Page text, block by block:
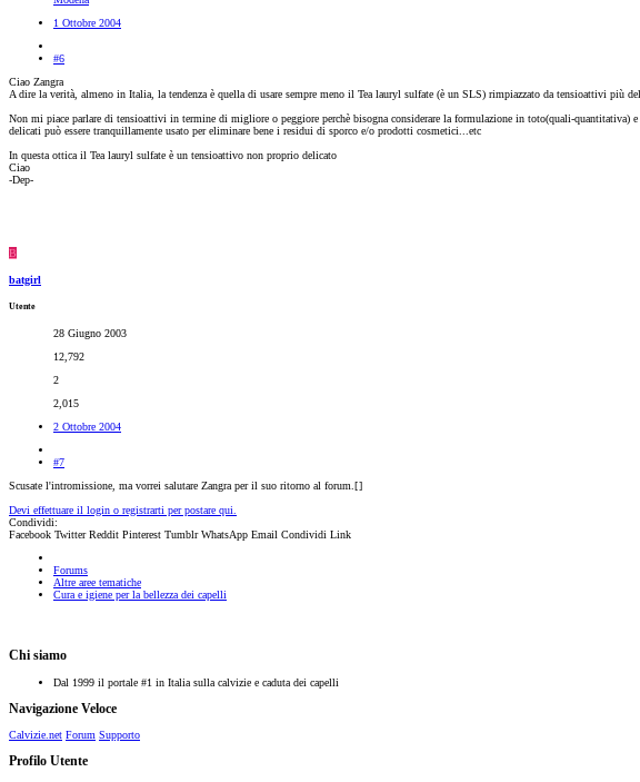
1 Ottobre 2004
#6
Ciao Zangra
A dire la verità, almeno in Italia, la tendenza è quella di usare sempre meno il Tea lauryl sulfate (è un SLS) rimpiazzato da tensioattivi più
Non mi piace parlare di tensioattivi in termine di migliore o peggiore perchè bisogna considerare la formulazione in toto(quali-
delicati può essere tranquillamente usato per eliminare bene i residui di sporco e/o prodotti cosmetici...etc
In questa ottica il Tea lauryl sulfate è un tensioattivo non proprio delicato
Ciao
-Dep-
B
batgirl
Utente
28 Giugno 2003
12,792
2
2,015
2 Ottobre 2004
#7
Scusate l'intromissione, ma vorrei salutare Zangra per il suo ritorno al forum.[]
Devi effettuare il login o registrarti per postare qui.
Condividi:
Facebook Twitter Reddit Pinterest Tumblr WhatsApp Email Condividi Link
Forums
Altre aree tematiche
Cura e igiene per la bellezza dei capelli
Chi siamo
Dal 1999 il portale #1 in Italia sulla calvizie e caduta dei capelli
Navigazione Veloce
Calvizie.net Forum Supporto
Profilo Utente